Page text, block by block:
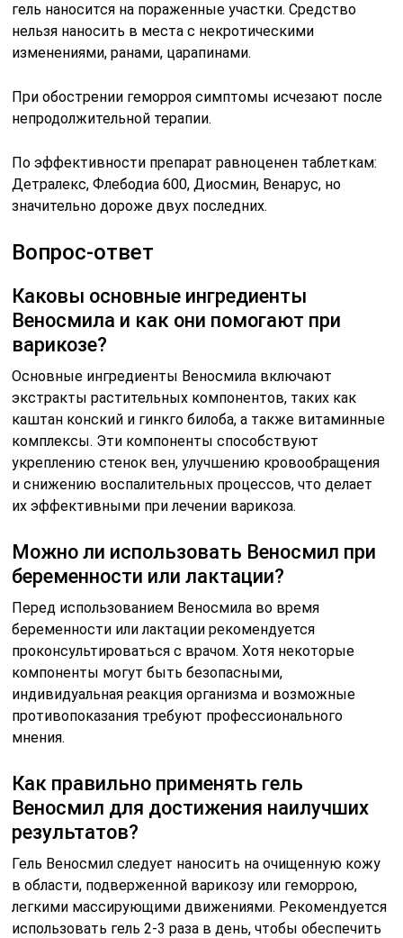
гель наносится на пораженные участки. Средство
нельзя наносить в места с некротическими
изменениями, ранами, царапинами.
При обострении геморроя симптомы исчезают после
непродолжительной терапии.
По эффективности препарат равноценен таблеткам:
Детралекс, Флебодиа 600, Диосмин, Венарус, но
значительно дороже двух последних.
Вопрос-ответ
Каковы основные ингредиенты
Веносмила и как они помогают при
варикозе?
Основные ингредиенты Веносмила включают
экстракты растительных компонентов, таких как
каштан конский и гинкго билоба, а также витаминные
комплексы. Эти компоненты способствуют
укреплению стенок вен, улучшению кровообращения
и снижению воспалительных процессов, что делает
их эффективными при лечении варикоза.
Можно ли использовать Веносмил при
беременности или лактации?
Перед использованием Веносмила во время
беременности или лактации рекомендуется
проконсультироваться с врачом. Хотя некоторые
компоненты могут быть безопасными,
индивидуальная реакция организма и возможные
противопоказания требуют профессионального
мнения.
Как правильно применять гель
Веносмил для достижения наилучших
результатов?
Гель Веносмил следует наносить на очищенную кожу
в области, подверженной варикозу или геморрою,
легкими массирующими движениями. Рекомендуется
использовать гель 2-3 раза в день, чтобы обеспечить